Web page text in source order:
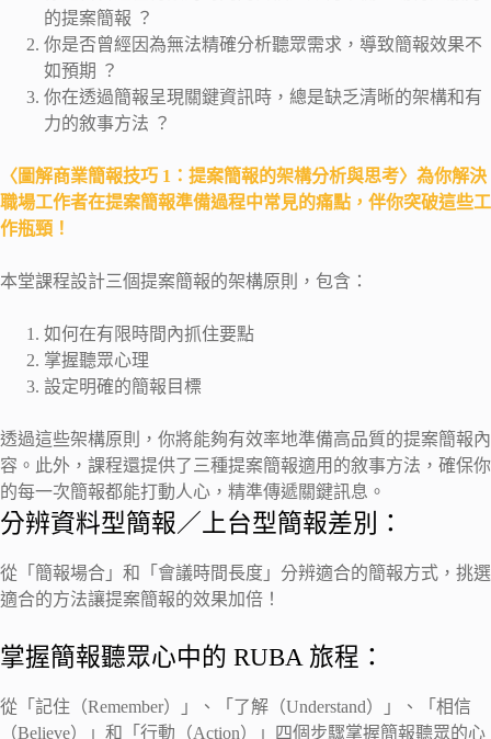
的提案簡報 ？
你是否曾經因為無法精確分析聽眾需求，導致簡報效果不
如預期 ？
你在透過簡報呈現關鍵資訊時，總是缺乏清晰的架構和有
力的敘事方法 ？
〈圖解商業簡報技巧 1：提案簡報的架構分析與思考〉為你解決
職場工作者在提案簡報準備過程中常見的痛點，伴你突破這些工
作瓶頸！
本堂課程設計三個提案簡報的架構原則，包含：
如何在有限時間內抓住要點
掌握聽眾心理
設定明確的簡報目標
透過這些架構原則，你將能夠有效率地準備高品質的提案簡報內
容。此外，課程還提供了三種提案簡報適用的敘事方法，確保你
的每一次簡報都能打動人心，精準傳遞關鍵訊息。
分辨資料型簡報／上台型簡報差別：
從「簡報場合」和「會議時間長度」分辨適合的簡報方式，挑選
適合的方法讓提案簡報的效果加倍！
掌握簡報聽眾心中的 RUBA 旅程：
從「記住（Remember）」、「了解（Understand）」、「相信
（Believe）」和「行動（Action）」四個步驟掌握簡報聽眾的心